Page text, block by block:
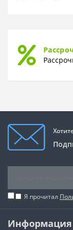
Я прочитал
Информация